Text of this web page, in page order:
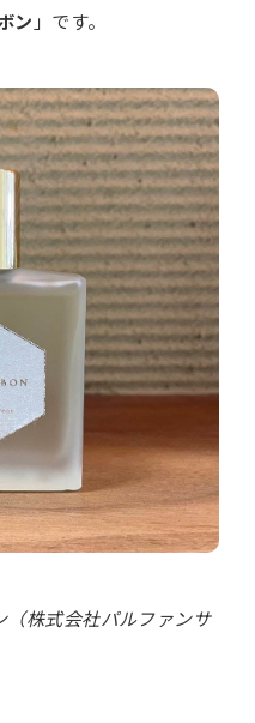
ン 」です。
株式会社パルファンサ